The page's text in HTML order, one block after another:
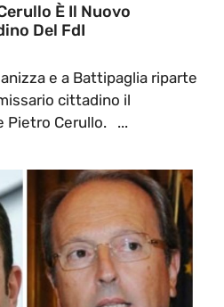
È Il Nuovo
Del FdI
e a Battipaglia riparte
cittadino il
Pietro Cerullo. ...